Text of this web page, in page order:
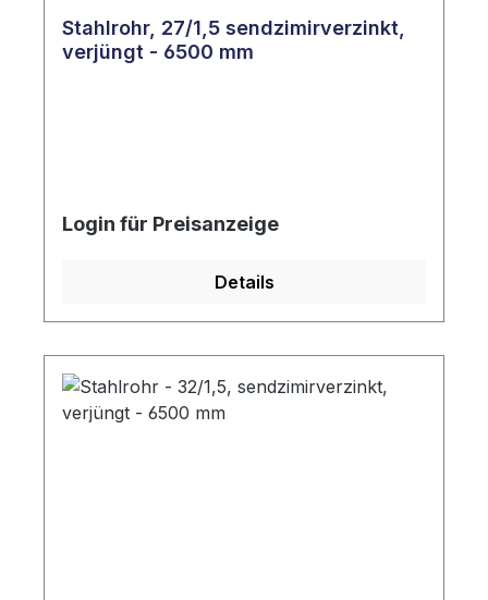
Stahlrohr, 27/1,5 sendzimirverzinkt,
verjüngt - 6500 mm
Login für Preisanzeige
Details